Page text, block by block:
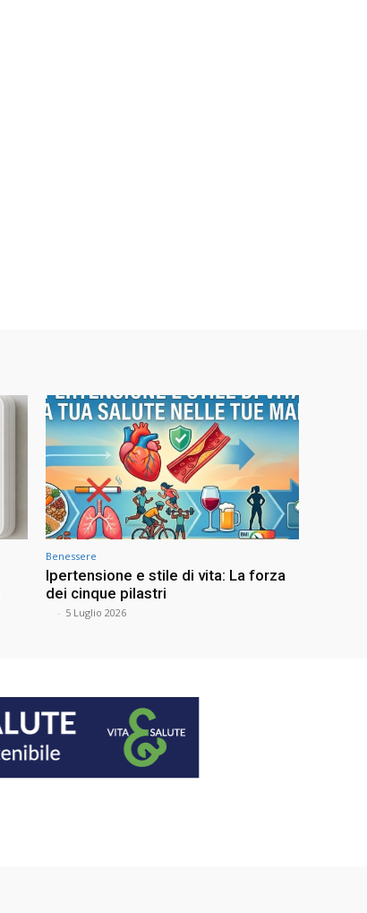
Benessere
Ipertensione e stile di vita: La forza
dei cinque pilastri
- 5 Luglio 2026